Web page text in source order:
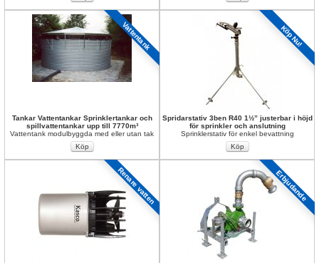
Vattentank
Tankar Vattentankar Sprinklertankar och
spillvattentankar upp till 7770m³
Vattentank modulbyggda med eller utan tak
Köp Nu!
Spridarstativ 3ben R40 1½” justerbar i höjd
för sprinkler och anslutning
Sprinklerstativ för enkel bevattning
Renare vatten Erbjudande